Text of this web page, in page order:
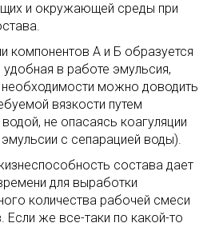
и окружающей среды при
компонентов А и Б образуется
удобная в работе эмульсия,
можно доводить
вязкости путем
не опасаясь коагуляции
с сепарацией воды).
состава дает
для выработки
количества рабочей смеси
Если же все-таки по какой-то